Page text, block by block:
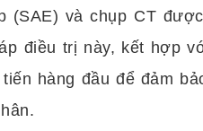
(SAE) và chụp CT
điều trị này, kết hợp
hàng đầu để đảm